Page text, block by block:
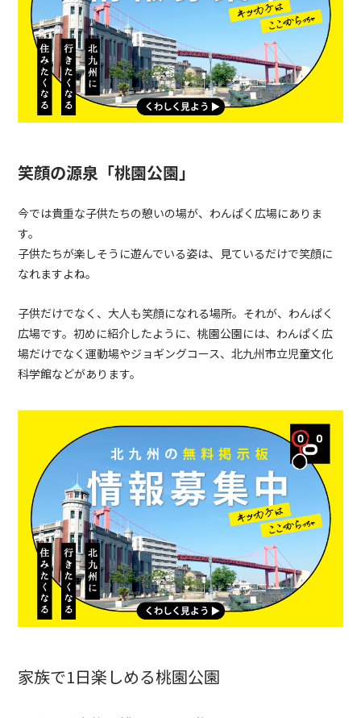
笑顔の源泉「桃園公園」
今では貴重な子供たちの憩いの場が、わんぱく広場にありま
す。
子供たちが楽しそうに遊んでいる姿は、見ているだけで笑顔に
なれますよね。
子供だけでなく、大人も笑顔になれる場所。それが、わんぱく
広場です。初めに紹介したように、桃園公園には、わんぱく広
場だけでなく運動場やジョギングコース、北九州市立児童文化
科学館などがあります。
家族で1日楽しめる桃園公園